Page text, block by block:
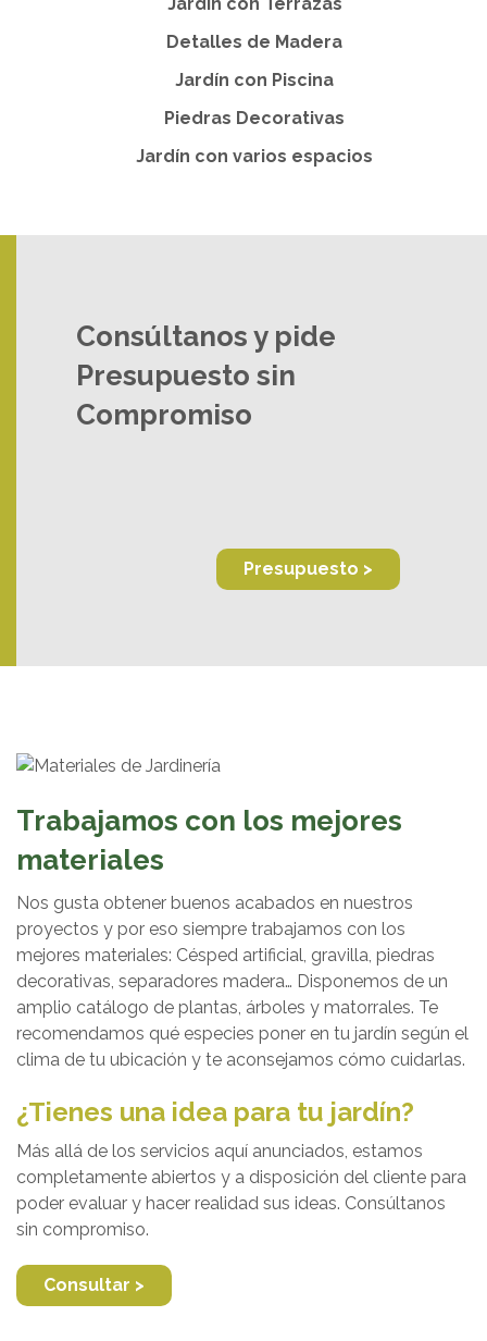
Detalles de Madera
Jardín con Piscina
Piedras Decorativas
Jardín con varios espacios
Consúltanos y pide
Presupuesto sin
Compromiso
Presupuesto >
Trabajamos con los mejores
materiales
Nos gusta obtener buenos acabados en nuestros
proyectos y por eso siempre trabajamos con los
mejores materiales: Césped artificial, gravilla, piedras
decorativas, separadores madera… Disponemos de un
amplio catálogo de plantas, árboles y matorrales. Te
recomendamos qué especies poner en tu jardín según el
clima de tu ubicación y te aconsejamos cómo cuidarlas.
¿Tienes una idea para tu jardín?
Más allá de los servicios aquí anunciados, estamos
completamente abiertos y a disposición del cliente para
poder evaluar y hacer realidad sus ideas. Consúltanos
sin compromiso.
Consultar >